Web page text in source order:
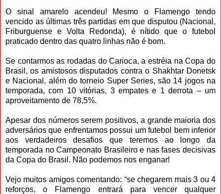
O sinal amarelo acendeu! Mesmo o Flamengo tendo
vencido as últimas três partidas em que disputou (Nacional,
Friburguense e Volta Redonda), é nítido que o futebol
praticado dentro das quatro linhas não é bom.
Se contarmos as rodadas do Carioca, a estréia na Copa do
Brasil, os amistosos disputados contra o Shakhtar Donetsk
e Nacional, além do torneio Super Series, são 14 jogos na
temporada, com 10 vitórias, 3 empates e 1 derrota – um
aproveitamento de 78,5%.
Apesar dos números serem positivos, a grande maioria dos
adversários que enfrentamos possui um futebol bem inferior
aos verdadeiros desafios que teremos ao longo da
temporada no Campeonato Brasileiro e nas fases decisivas
da Copa do Brasil. Não podemos nos enganar!
Vejo muitos amigos comentando: “se chegarem mais 3 ou 4
reforços, o Flamengo entrará para vencer qualquer